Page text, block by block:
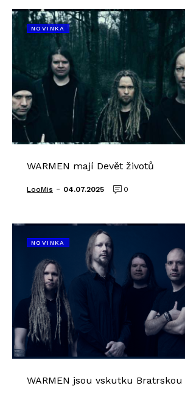
NOVINKA
WARMEN mají Devět životů
LooMis - 04.07.2025 0
NOVINKA
WARMEN jsou vskutku